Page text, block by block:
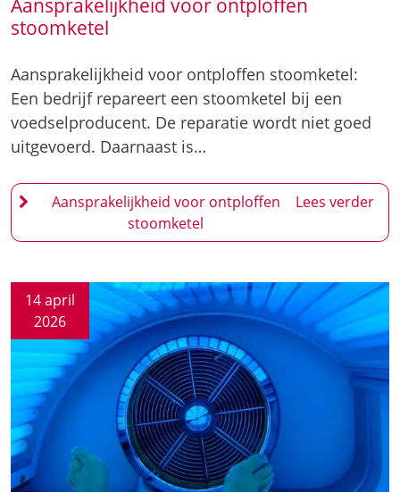
voedselproducent. De reparatie wordt niet goed
uitgevoerd. Daarnaast is…
Aansprakelijkheid voor ontploffen
stoomketel
14 april
2026
Aansprakelijkheid zonnestudio voor
brandwonden